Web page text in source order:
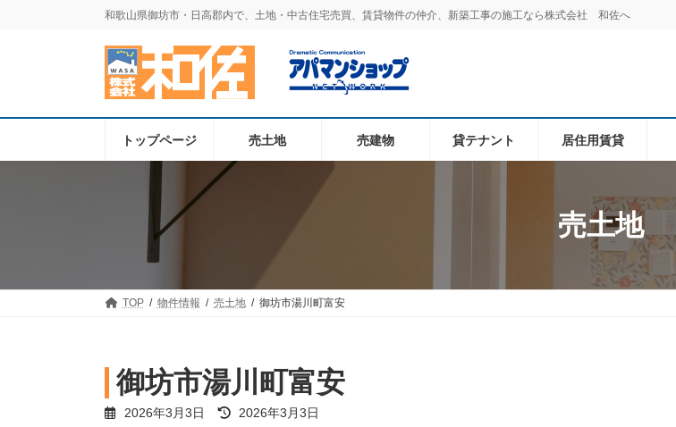
ス
ッ
ン
移
和歌山県御坊市・日高郡内で、土地・中古住宅売買、賃貸物件の仲介、新築工事の施工なら株式会社 和佐へ
トップページ 売土地 売建物 貸テナント 居住用賃貸
売土地
TOP 物件情報 売土地 御坊市湯川町富安
御坊市湯川町富安
2026年3月3日
最
2026年3月3日